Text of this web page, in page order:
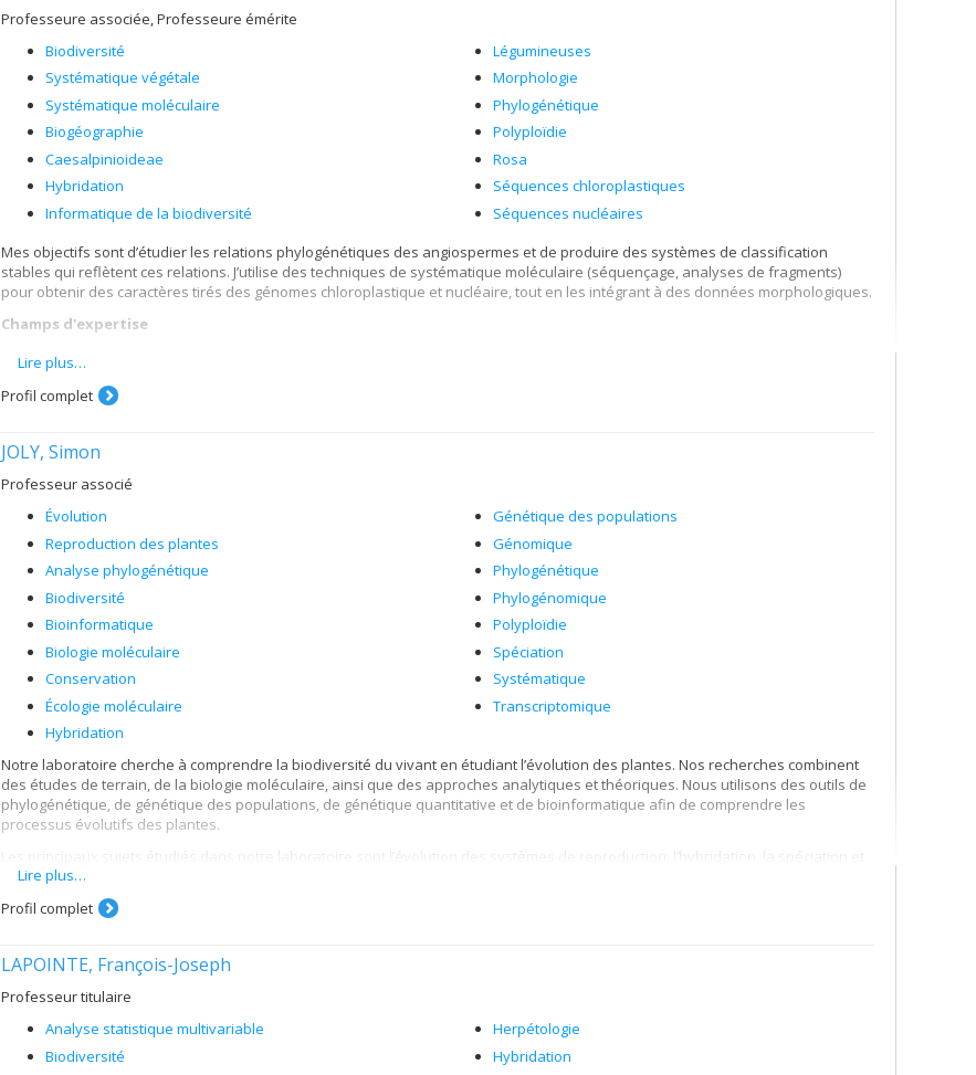
Professeure associée, Professeure émérite
Biodiversité
Systématique végétale
Systématique moléculaire
Biogéographie
Caesalpinioideae
Hybridation
Informatique de la biodiversité
Légumineuses
Morphologie
Phylogénétique
Polyploïdie
Rosa
Séquences chloroplastiques
Séquences nucléaires
Mes objectifs sont d’étudier les relations phylogénétiques des angiospermes et de produire des systèmes de classification
stables qui reflètent ces relations. J’utilise des techniques de systématique moléculaire (séquençage, analyses de fragments)
pour obtenir des caractères tirés des génomes chloroplastique et nucléaire, tout en les intégrant à des données morphologiques.
Champs d'expertise
Systématique moléculaire des Légumineuses et du genre Rosa
Évolution des systèmes de reproduction, de la pollinisation, de la polyploïdie et de l’hybridation chez les plantes à fleurs
Lire plus…
Profil complet
JOLY, Simon
Professeur associé
Évolution
Reproduction des plantes
Analyse phylogénétique
Biodiversité
Bioinformatique
Biologie moléculaire
Conservation
Écologie moléculaire
Hybridation
Génétique des populations
Génomique
Phylogénétique
Phylogénomique
Polyploïdie
Spéciation
Systématique
Transcriptomique
Notre laboratoire cherche à comprendre la biodiversité du vivant en étudiant l’évolution des plantes. Nos recherches combinent
des études de terrain, de la biologie moléculaire, ainsi que des approches analytiques et théoriques. Nous utilisons des outils de
phylogénétique, de génétique des populations, de génétique quantitative et de bioinformatique afin de comprendre les
processus évolutifs des plantes.
Les principaux sujets étudiés dans notre laboratoire sont l’évolution des systèmes de reproduction, l’hybridation, la spéciation et
la génétique des plantes.
Lire plus…
Profil complet
LAPOINTE, François-Joseph
Professeur titulaire
Analyse statistique multivariable
Biodiversité
Herpétologie
Hybridation